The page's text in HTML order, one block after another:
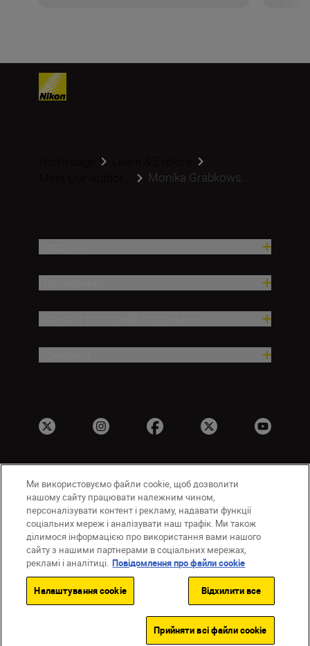
Monika Grabkows...
UA Сайти Nikon
Зв’язатися з нами
Політика конфіденційності
Умови використання
Повідомлення про файли cookie
Налаштування Cookie
© 2026 Nikon
Back to top
Ми використовуємо файли cookie, щоб дозволити
нашому сайту працювати належним чином,
персоналізувати контент і рекламу, надавати функції
соціальних мереж і аналізувати наш трафік. Ми також
ділимося інформацією про використання вами нашого
сайту з нашими партнерами в соціальних мережах,
рекламі і аналітиці. Повідомлення про файли cookie
Налаштування cookie Відхилити все
Прийняти всі файли сookie